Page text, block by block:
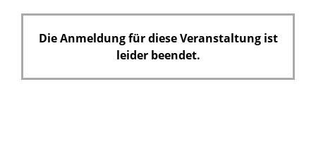
d
Die Anmeldung für diese Veranstaltung ist
leider beendet.